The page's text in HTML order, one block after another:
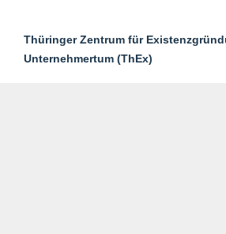
Thüringer Zentrum für
Unternehmertum (ThEx)